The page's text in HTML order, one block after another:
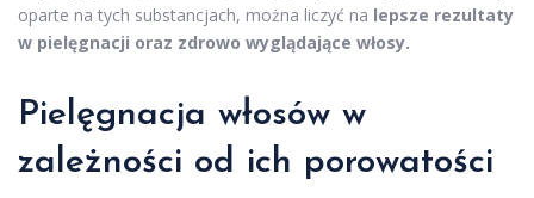
oparte na tych substancjach, można liczyć na lepsze rezultaty
w pielęgnacji oraz zdrowo wyglądające włosy.
Pielęgnacja włosów w
zależności od ich porowatości